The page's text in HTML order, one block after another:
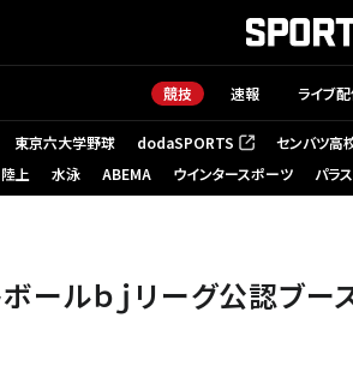
競技 速報 ライブ
東京六大学野球 dodaSPORTS
（新しいタブで開く） センバツ高
陸上 水泳 ABEMA ウインタースポーツ パラ
ボールｂｊリーグ公認ブー